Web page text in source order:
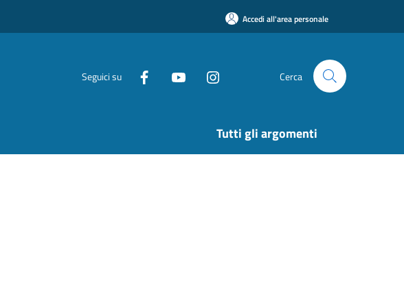
Accedi all'area personale
Seguici su Cerca
Tutti gli argomenti